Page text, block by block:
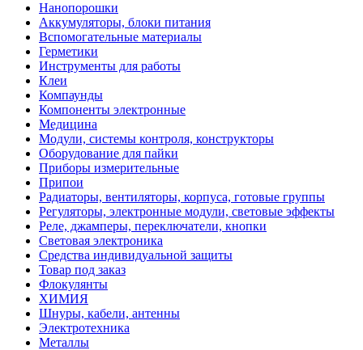
Нанопорошки
Аккумуляторы, блоки питания
Вспомогательные материалы
Герметики
Инструменты для работы
Клеи
Компаунды
Компоненты электронные
Медицина
Модули, системы контроля, конструкторы
Оборудование для пайки
Приборы измерительные
Припои
Радиаторы, вентиляторы, корпуса, готовые группы
Регуляторы, электронные модули, световые эффекты
Реле, джамперы, переключатели, кнопки
Световая электроника
Средства индивидуальной защиты
Товар под заказ
Флокулянты
ХИМИЯ
Шнуры, кабели, антенны
Электротехника
Металлы